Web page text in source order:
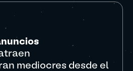
mediocres desde el